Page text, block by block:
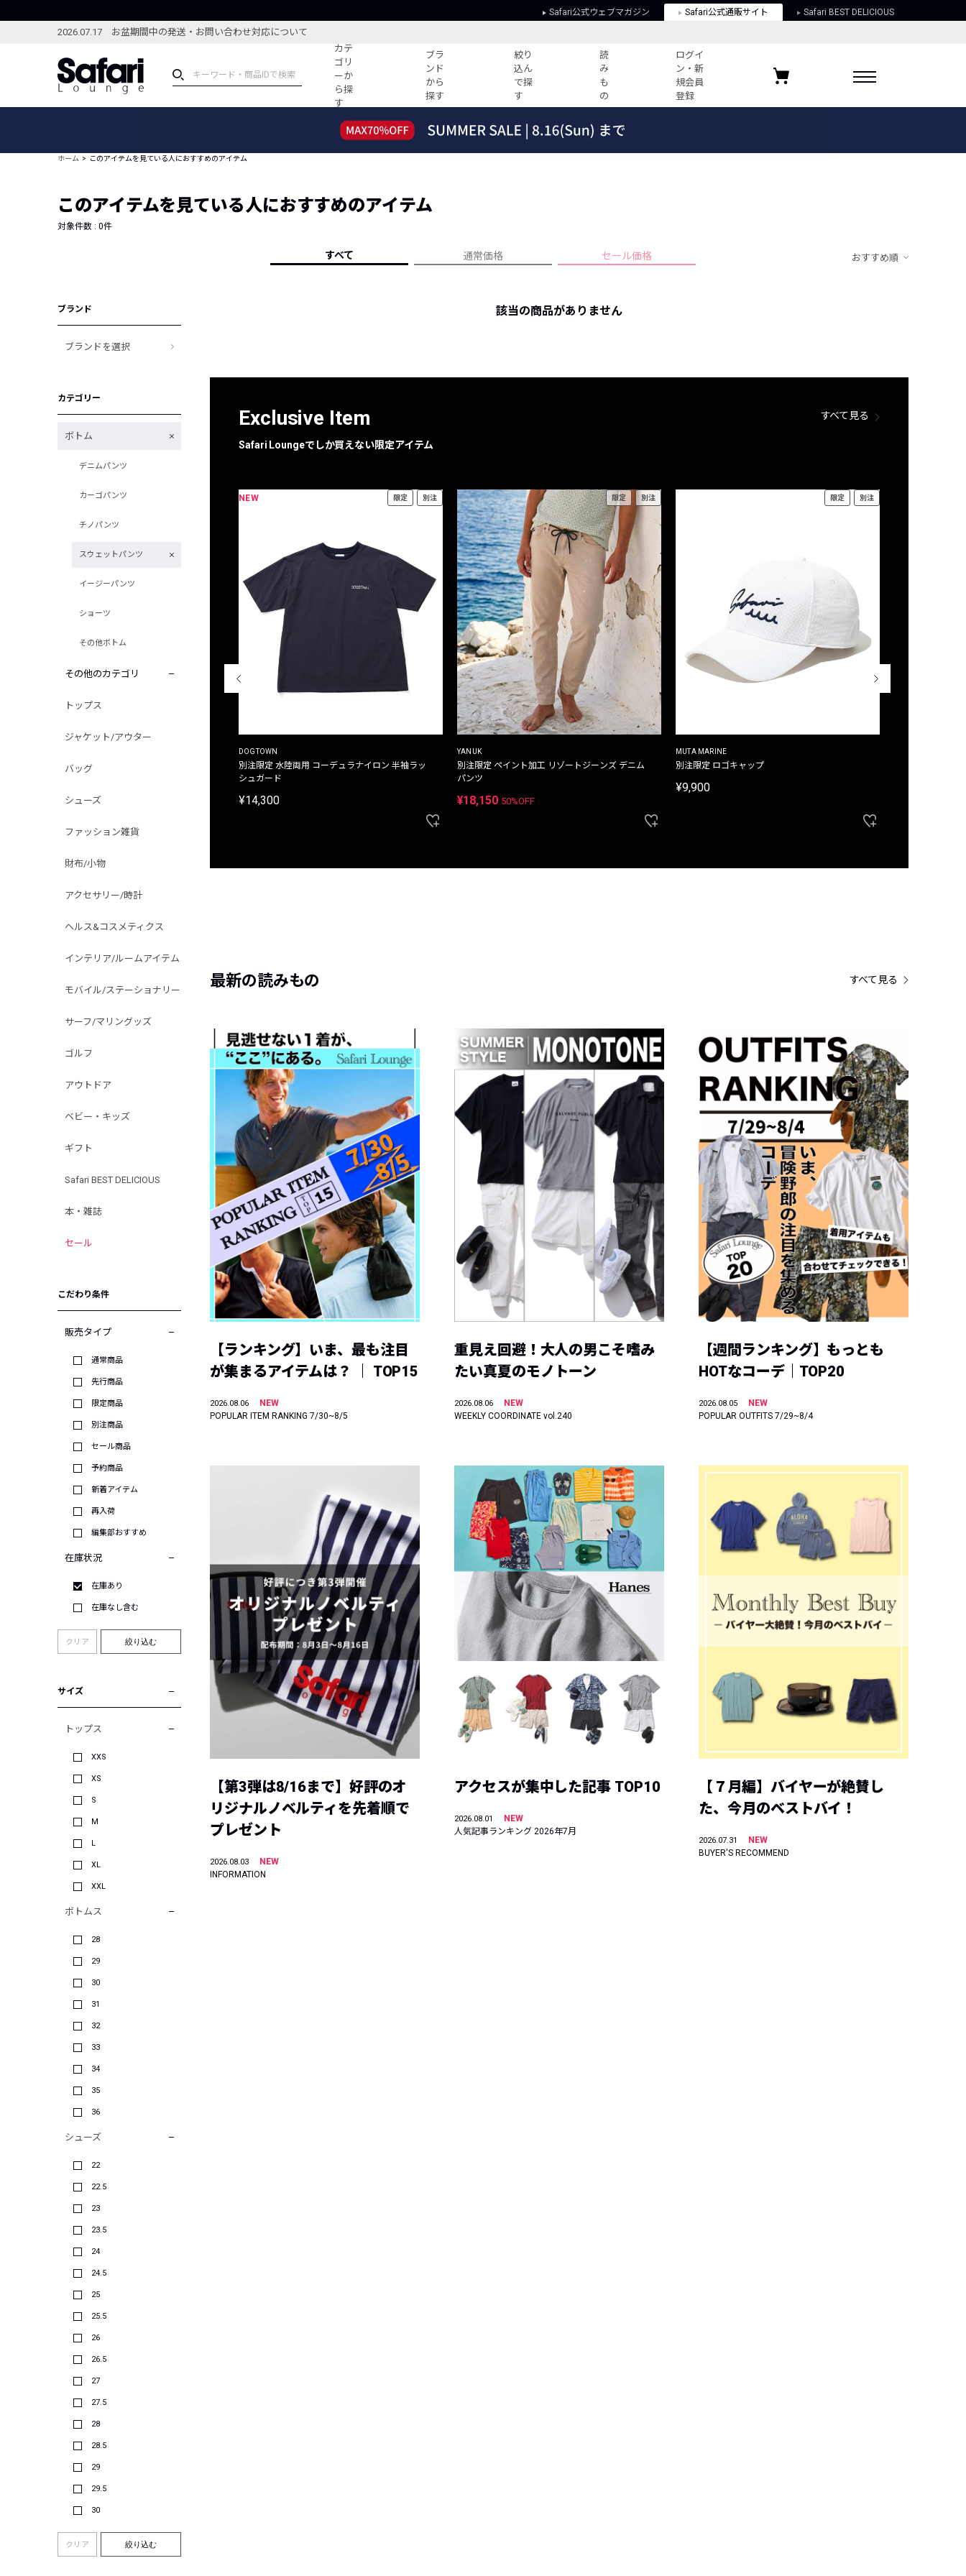
Safari公式ウェブマガジン Safari公式通販サイト Safari BEST DELICIOUS
2026.07.17 お盆期間中の発送・お問い合わせ対応について
カテ
ゴリ
ーか
ら探
す
ブラ
ンド
から
探す
絞り
込ん
で探
す
読
み
も
の
ログイ
ン・新
規会員
登録
ブランドから探す
新着アイテム
編集部のおすすめアイテム
特集記事
コーディネート
すべての記事
ーデ紹介
人気記事ランキング
フォーカスブランド
プライバシーポリシー
お気に入りブランド
ホーム このアイテムを見ている人におすすめのアイテム
このアイテムを見ている人におすすめのアイテム
対象件数 : 0件
すべて 通常価格 セール価格 おすすめ順
ブランド
ブランドを選択
カテゴリー
ボトム
デニムパンツ
カーゴパンツ
チノパンツ
スウェットパンツ
イージーパンツ
ショーツ
その他ボトム
その他のカテゴリ
トップス
ジャケット/アウター
バッグ
シューズ
ファッション雑貨
財布/小物
アクセサリー/時計
ヘルス&コスメティクス
インテリア/ルームアイテム
モバイル/ステーショナリー
サーフ/マリングッズ
ゴルフ
アウトドア
ベビー・キッズ
ギフト
Safari BEST DELICIOUS
本・雑誌
セール
こだわり条件
販売タイプ
通常商品
先行商品
限定商品
別注商品
セール商品
予約商品
新着アイテム
再入荷
編集部おすすめ
在庫状況
在庫あり
在庫なし含む
クリア 絞り込む
サイズ
トップス
XXS
XS
S
M
L
XL
XXL
ボトムス
28
29
30
31
32
33
34
35
36
シューズ
22
22.5
23
23.5
24
24.5
25
25.5
26
26.5
27
27.5
28
28.5
29
29.5
30
クリア 絞り込む
該当の商品がありません
Exclusive Item
Safari Loungeでしか買えない限定アイテム
すべて見る
別注限定 ピグメントダイ バックプリント サーフ
NEW 限定 別注
DOGTOWN
別注限定 水陸両用 コーデュラナイロン 半袖ラッ
シュガード
¥14,300
限定 別注
YANUK
別注限定 ペイント加工 リゾートジーンズ デニム
パンツ
¥18,150 50%OFF
限定 別注
MUTA MARINE
別注限定 ロゴキャップ
¥9,900
最新の読みもの すべて見る
【ランキング】いま、最も注目
が集まるアイテムは？ ｜ TOP15
2026.08.06
NEW
POPULAR ITEM RANKING 7/30~8/5
重見え回避！大人の男こそ嗜み
たい真夏のモノトーン
2026.08.06
NEW
WEEKLY COORDINATE vol.240
【週間ランキング】もっとも
HOTなコーデ｜TOP20
2026.08.05
NEW
POPULAR OUTFITS 7/29~8/4
【第3弾は8/16まで】好評のオ
リジナルノベルティを先着順で
プレゼント
2026.08.03
NEW
INFORMATION
アクセスが集中した記事 TOP10
2026.08.01
NEW
人気記事ランキング 2026年7月
【７月編】バイヤーが絶賛し
た、今月のベストバイ！
2026.07.31
NEW
BUYER'S RECOMMEND